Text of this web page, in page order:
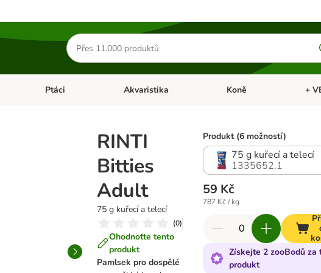
Hledat
produkty
Otevřít menu: Malá zvířata
Ptáci Otevřít menu: Ptáci
Akvaristika Otevřít menu: Akvaristika
Koně +
RINTI
Bitties
Adult
75 g kuřecí a telecí
(0)
Ohodnoťte tento
produkt
Pamlsek pro dospělé
Produkt (6 možností)
75 g kuřecí a telecí
1335652.1
59 Kč
787 Kč / kg
Získejte 2 zooBodů za
produkt